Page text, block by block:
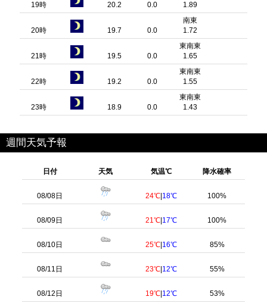
19時 20.2 0.0
1.89
20時 19.7 0.0
南東
1.72
21時 19.5 0.0
東南東
1.65
22時 19.2 0.0
東南東
1.55
23時 18.9 0.0
東南東
1.43
週間天気予報
日付 天気 気温℃ 降水確率
08/08日 24℃ 18℃ 100%
08/09日 21℃ 17℃ 100%
08/10日 25℃ 16℃ 85%
08/11日 23℃ 12℃ 55%
08/12日 19℃ 12℃ 53%